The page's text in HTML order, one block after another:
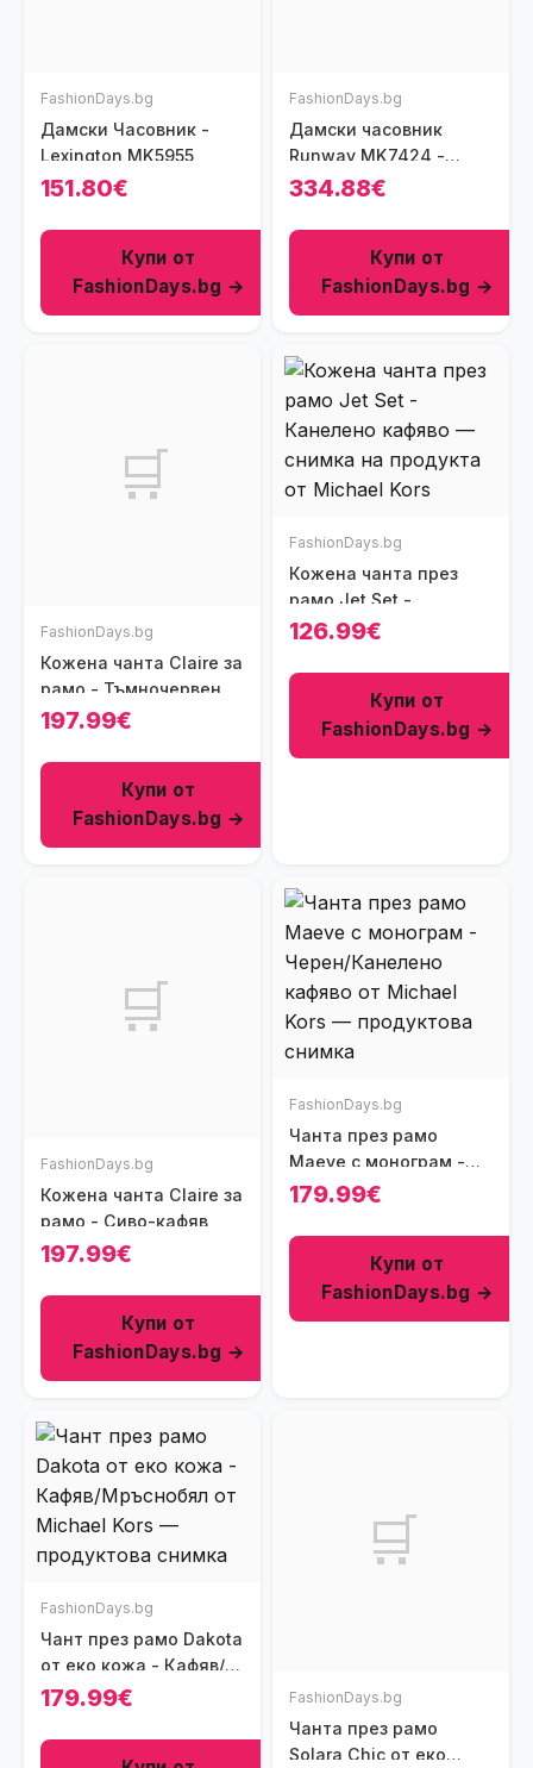
FashionDays.bg
Дамски Часовник -
Lexington MK5955
151.80€
Купи от
FashionDays.bg →
FashionDays.bg
Дамски часовник
Runway MK7424 -
Аналогов
334.88€
Купи от
FashionDays.bg →
🛒
FashionDays.bg
Кожена чанта Claire за
рамо - Тъмночервен
197.99€
Купи от
FashionDays.bg →
FashionDays.bg
Кожена чанта през
рамо Jet Set -
Канелено кафяво
126.99€
Купи от
FashionDays.bg →
🛒
FashionDays.bg
Кожена чанта Claire за
рамо - Сиво-кафяв
197.99€
Купи от
FashionDays.bg →
FashionDays.bg
Чанта през рамо
Maeve с монограм -
Черен/Канелено
179.99€
Купи от
FashionDays.bg →
FashionDays.bg
Чант през рамо Dakota
от еко кожа - Кафяв/
Мръснобял
179.99€
🛒
FashionDays.bg
Чанта през рамо
Solara Chic от еко